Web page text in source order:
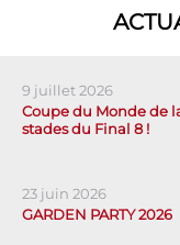
9 juillet 2026
Coupe du Monde de
stades du Final 8 !
23 juin 2026
GARDEN PARTY 2026